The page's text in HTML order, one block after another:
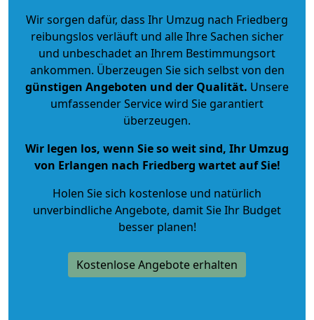
Wir sorgen dafür, dass Ihr Umzug nach Friedberg
reibungslos verläuft und alle Ihre Sachen sicher
und unbeschadet an Ihrem Bestimmungsort
ankommen. Überzeugen Sie sich selbst von den
günstigen Angeboten und der Qualität. Unsere
umfassender Service wird Sie garantiert
überzeugen.
Wir legen los, wenn Sie so weit sind, Ihr Umzug
von Erlangen nach Friedberg wartet auf Sie!
Holen Sie sich kostenlose und natürlich
unverbindliche Angebote, damit Sie Ihr Budget
besser planen!
Kostenlose Angebote erhalten